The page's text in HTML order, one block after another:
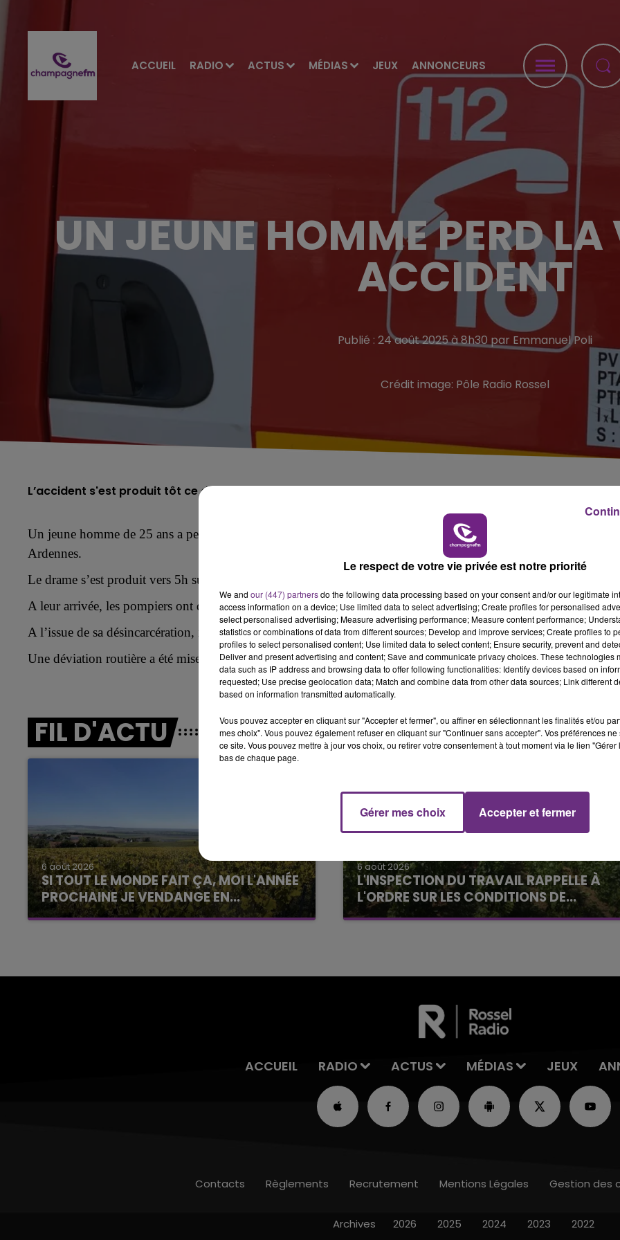
ACCUEIL RADIO ACTUS MÉDIAS JEUX ANNONCEURS
5h00 - 6h00
LE BEST OF DE LA FAMILLE
CHAMPAGNE FM
6h00 - 10h00
LA FAMILLE
UN JEUNE HOMME PERD
ACCIDENT
Publié : 24 août 2025 à 8h30 par Emmanuel Poli
Crédit image: Pôle Radio Rossel
L’accident s'est produit tôt ce dimanche matin. La victime est un jeune homme de 25 ans
Un jeune homme de 25 ans a perdu la vie dans un accident de la circulation, tôt ce dimanche matin dans les
Ardennes.
Le drame s’est produit vers 5h sur la RD 30 près de la commune de Banogne-Recouvrance, non loin de Rethel.
A leur arrivée, les pompiers ont découvert le jeune homme seul àbord dela voiture.
A l’issue de sa désincarcération, il a été déclaré décédé par le médecin du SMUR Rethel.
Une déviation routière a été mise en place par les services de l’Etat.
FIL D'ACTU
6 août 2026
SI TOUT LE MONDE FAIT ÇA, MOI L'ANNÉE
PROCHAINE JE VENDANGE EN...
La vendange en Champagne a débuté ce jeudi
6 août 2026
L'INSPECTION DU TRAVAIL RAPPELLE À
L'ORDRE SUR LES CONDITIONS DE...
Alors que les dates de début des vendange
10h00 - 14h00
LE TICKET DE CAISSE La Radio Pop
ACCUEIL RADIO ACTUS MÉDIAS JEUX
Contacts Règlements Recrutement Mentions Légales Gestion des
Archives 2026 2025 2024 2023 2022
Le respect de votre vie privée est notre priorité
We and our (447) partnersdo the following data processing based on your consent and/or our legitimate
access information on a device; Use limited data to select advertising; Create profiles for personalised
select personalised advertising; Measure advertising performance; Measure content performance;
statistics or combinations of data from different sources; Develop and improve services; Create profiles to
profiles to select personalised content; Use limited data to select content; Ensure security, prevent and
Deliver and present advertising and content; Save and communicate privacy choices. These technologies
data such as IP address and browsing data to offer following functionalities: Identify devices based on
requested; Use precise geolocation data; Match and combine data from other data sources; Link different
based on information transmitted automatically.
Vous pouvez accepter en cliquant sur "Accepter et fermer", ou affiner en sélectionnant les finalités et/ou
mes choix". Vous pouvez également refuser en cliquant sur "Continuer sans accepter". Vos préférences
ce site. Vous pouvez mettre à jour vos choix, ou retirer votre consentement à tout moment via le lien
bas de chaque page.
Gérer mes choix Accepter et fermer